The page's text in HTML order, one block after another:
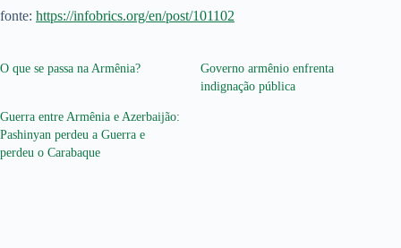
fonte: https://infobrics.org/en/post/101102
O que se passa na Armênia?
Governo armênio enfrenta
indignação pública
Guerra entre Armênia e Azerbaijão:
Pashinyan perdeu a Guerra e
perdeu o Carabaque